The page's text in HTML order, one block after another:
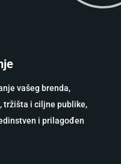
vašeg brenda,
tržišta i ciljne publike,
i prilagođen